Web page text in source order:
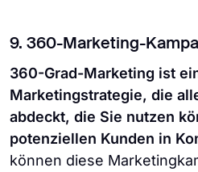
9. 360-Marketing-
360-Grad-Marketing ist
Marketingstrategie, die
abdeckt, die Sie nutzen
potenziellen Kunden in
können diese